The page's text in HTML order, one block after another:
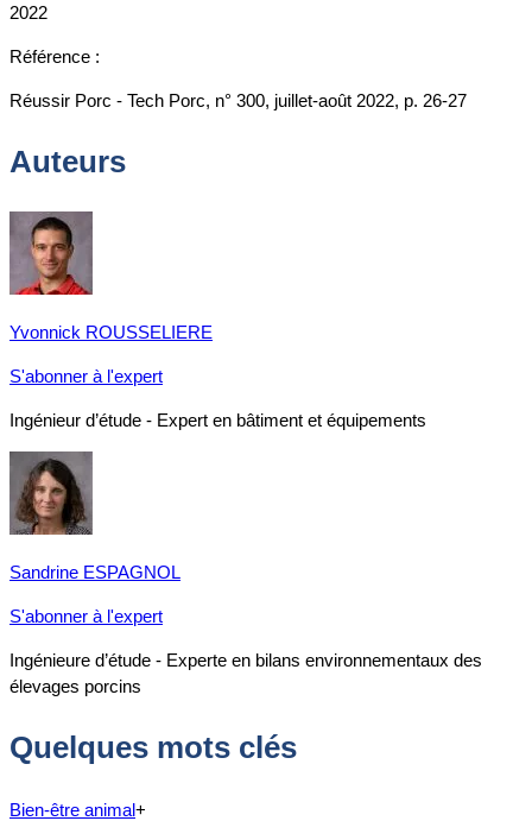
2022
Référence :
Réussir Porc - Tech Porc, n° 300, juillet-août 2022, p. 26-27
Auteurs
Yvonnick ROUSSELIERE
S'abonner à l'expert
Ingénieur d’étude - Expert en bâtiment et équipements
Sandrine ESPAGNOL
S'abonner à l'expert
Ingénieure d’étude - Experte en bilans environnementaux des
élevages porcins
Quelques mots clés
Bien-être animal+